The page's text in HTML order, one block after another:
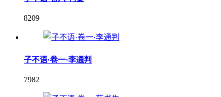
8209
子不语·卷一·李通判
7982